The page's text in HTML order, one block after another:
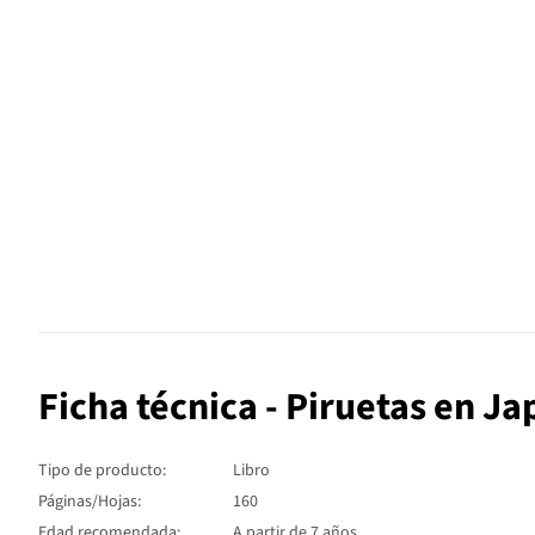
Ficha técnica - Piruetas en
Tipo de producto:
Libro
Páginas/Hojas:
160